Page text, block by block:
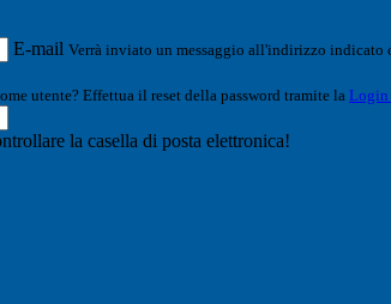
E-mail Verrà inviato un messaggio all'indirizzo indicato
utente? Effettua il reset della password tramite la Login
la casella di posta elettronica!